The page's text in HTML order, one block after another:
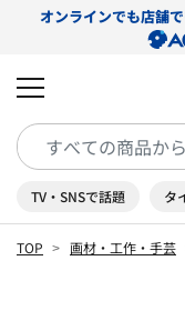
オンラインでも店舗
TV・SNSで話題 タ
TOP 画材・工作・手芸